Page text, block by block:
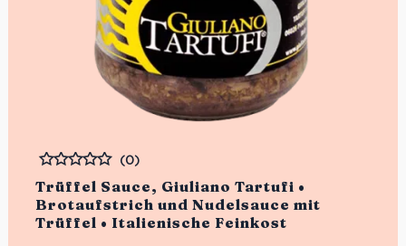
Trüffel Sauce, Giuliano Tartufi •
Brotaufstrich und Nudelsauce mit
Trüffel • Italienische Feinkost
Bewertet
(0)